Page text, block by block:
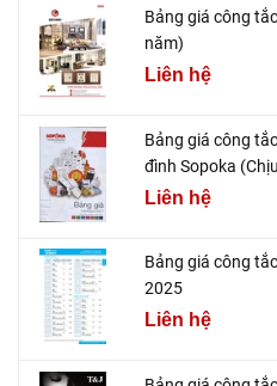
Bảng giá công
năm)
Liên hệ
Bảng giá công
đình Sopoka
Liên hệ
Bảng giá công
2025
Liên hệ